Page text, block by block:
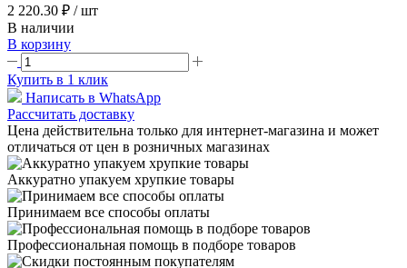
2 220.30 ₽ / шт
В наличии
В корзину
Купить в 1 клик
Написать в WhatsApp
Рассчитать доставку
Цена действительна только для интернет-магазина и может
отличаться от цен в розничных магазинах
Аккуратно упакуем хрупкие товары
Принимаем все способы оплаты
Профессиональная помощь в подборе товаров